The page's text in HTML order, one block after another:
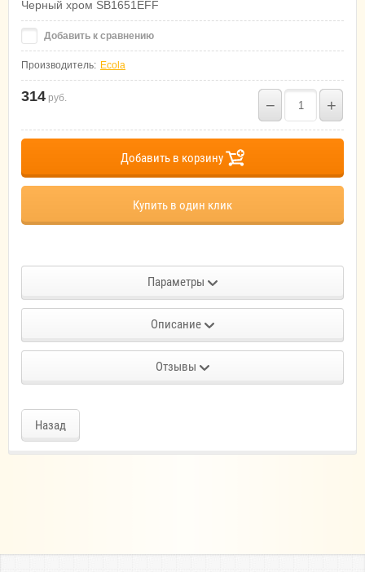
Черный хром SB1651EFF
Добавить к сравнению
Производитель: Ecola
314 руб. − +
Добавить в корзину
Купить в один клик
Параметры
Описание
Отзывы
Назад